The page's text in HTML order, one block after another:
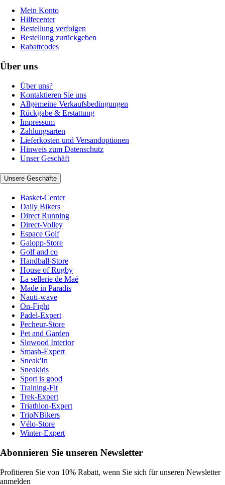
Mein Konto
Hilfecenter
Bestellung verfolgen
Bestellung zurückgeben
Rabattcodes
Über uns
Über uns?
Kontaktieren Sie uns
Allgemeine Verkaufsbedingungen
Rückgabe & Erstattung
Impressum
Zahlungsarten
Lieferkosten und Versandoptionen
Hinweis zum Datenschutz
Unser Geschäft
Unsere Geschäfte
Basket-Center
Daily Bikers
Direct Running
Direct-Volley
Espace Golf
Galopp-Store
Golf and co
Handball-Store
House of Rugby
La sellerie de Maé
Made in Paradis
Nauti-wave
On-Fight
Padel-Expert
Pecheur-Store
Pet and Garden
Slowood Interior
Smash-Expert
Sneak'In
Sneakids
Sport is good
Training-Fit
Trek-Expert
Triathlon-Expert
TripNBikers
Vélo-Store
Winter-Expert
Abonnieren Sie unseren Newsletter
Profitieren Sie von 10% Rabatt, wenn Sie sich für unseren Newsletter
anmelden